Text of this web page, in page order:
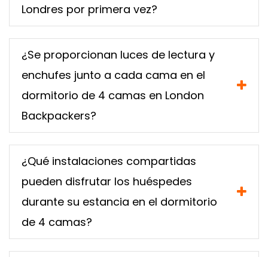
Londres por primera vez?
¿Se proporcionan luces de lectura y
enchufes junto a cada cama en el
dormitorio de 4 camas en London
Backpackers?
¿Qué instalaciones compartidas
pueden disfrutar los huéspedes
durante su estancia en el dormitorio
de 4 camas?